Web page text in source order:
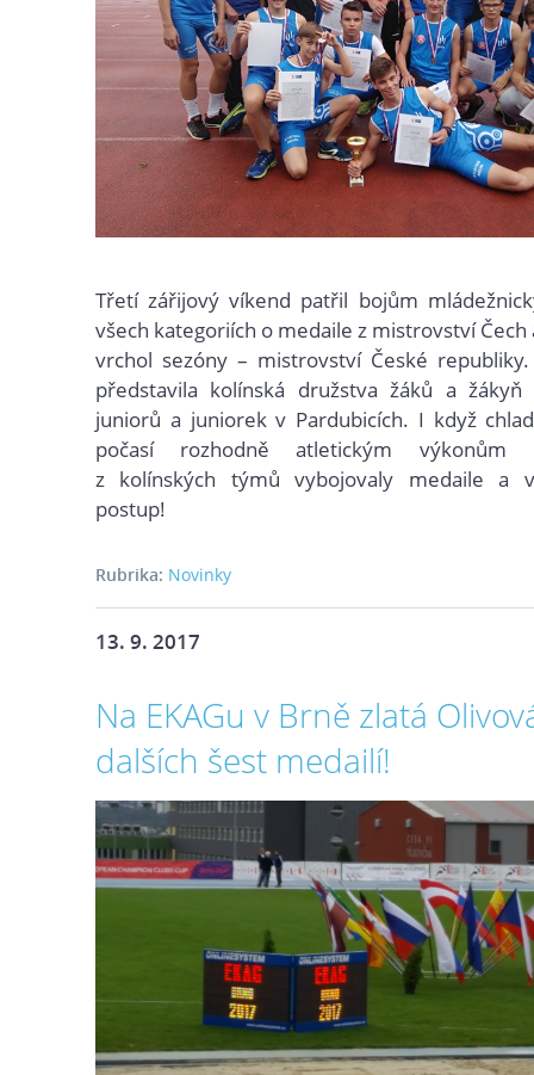
Třetí zářijový víkend patřil bojům
všech kategoriích o medaile z mistrovství Čech
vrchol sezóny – mistrovství České
představila kolínská družstva žáků a
juniorů a juniorek v Pardubicích. I když
počasí rozhodně atletickým výkonům
z kolínských týmů vybojovaly medaile a
postup!
Rubrika: Novinky
13. 9. 2017
Na EKAGu v Brně zlatá
dalších šest medailí!